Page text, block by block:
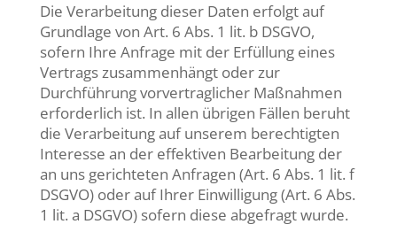
Die Verarbeitung dieser Daten erfolgt auf
Grundlage von Art. 6 Abs. 1 lit. b DSGVO,
sofern Ihre Anfrage mit der Erfüllung eines
Vertrags zusammenhängt oder zur
Durchführung vorvertraglicher Maßnahmen
erforderlich ist. In allen übrigen Fällen beruht
die Verarbeitung auf unserem berechtigten
Interesse an der effektiven Bearbeitung der
an uns gerichteten Anfragen (Art. 6 Abs. 1 lit. f
DSGVO) oder auf Ihrer Einwilligung (Art. 6 Abs.
1 lit. a DSGVO) sofern diese abgefragt wurde.